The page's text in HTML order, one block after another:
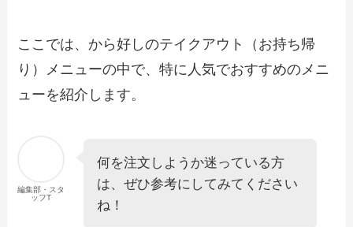
【2024年最新】シェーキーズのテイクア
ウト全メニュー！お持ち帰りの予約・注
文方法やクーポン情報も解説
【2024年最新】ねぎしのテイクアウト
（お持ち帰り）メニュー一覧！予約・注
文方法やキャンペーン情報も解説
ここでは、から好しのテイクアウト（お持ち帰
り）メニューの中で、特に人気でおすすめのメニ
ューを紹介します。
編集部・スタ
ッフT
何を注文しようか迷っている方
は、ぜひ参考にしてみてください
ね！